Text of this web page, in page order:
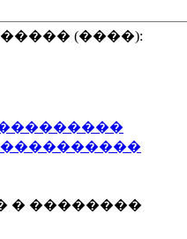
(����):
� ��������